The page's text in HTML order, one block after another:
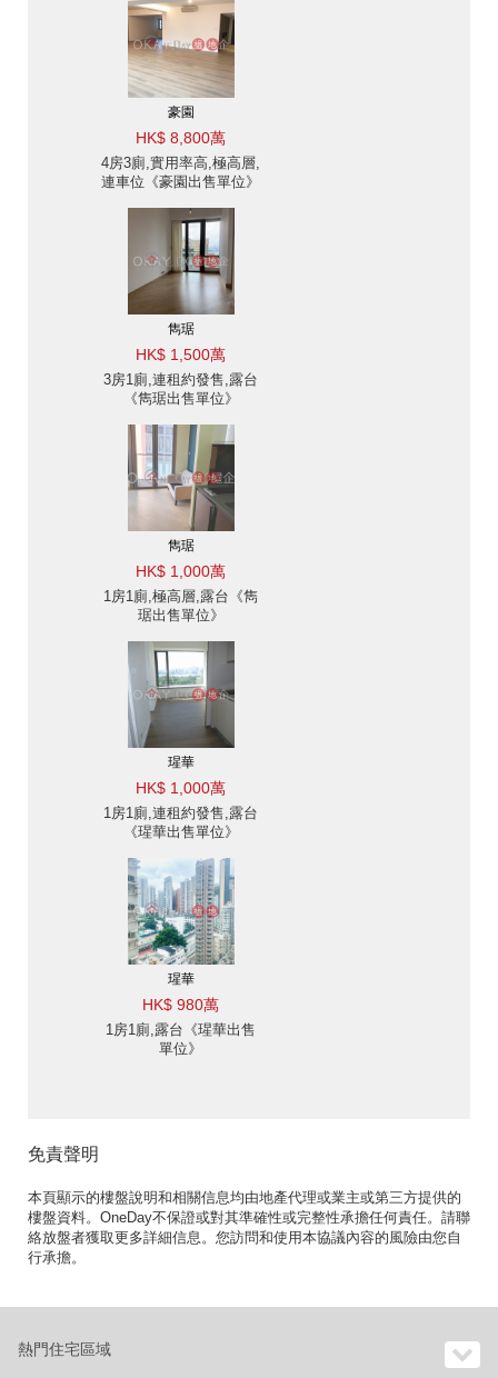
豪園
HK$ 8,800萬
4房3廁,實用率高,極高層,
連車位《豪園出售單位》
雋琚
HK$ 1,500萬
3房1廁,連租約發售,露台
《雋琚出售單位》
雋琚
HK$ 1,000萬
1房1廁,極高層,露台《雋
琚出售單位》
瑆華
HK$ 1,000萬
1房1廁,連租約發售,露台
《瑆華出售單位》
瑆華
HK$ 980萬
1房1廁,露台《瑆華出售
單位》
免責聲明
本頁顯示的樓盤說明和相關信息均由地產代理或業主或第三方提供的
樓盤資料。OneDay不保證或對其準確性或完整性承擔任何責任。請聯
絡放盤者獲取更多詳細信息。您訪問和使用本協議內容的風險由您自
行承擔。
熱門住宅區域